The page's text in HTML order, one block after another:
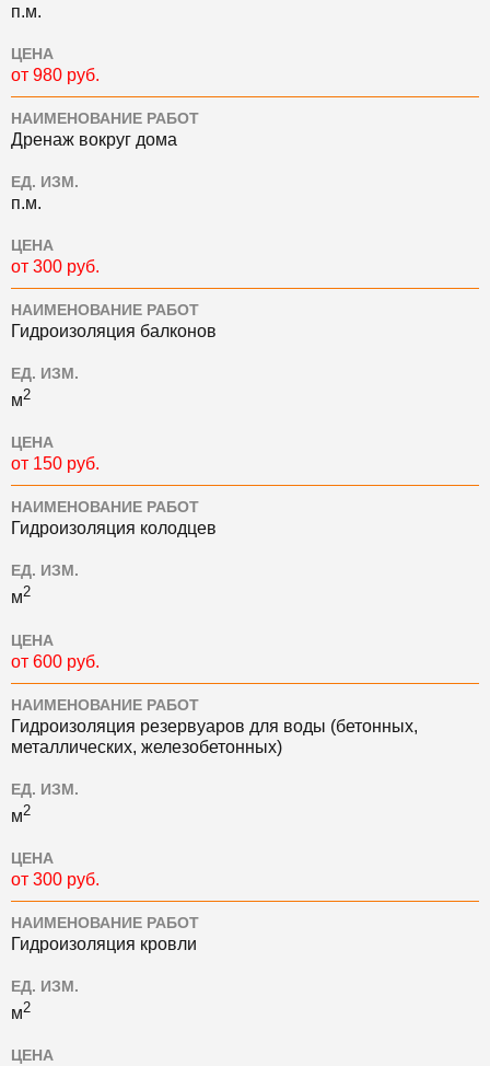
п.м.
ЦЕНА
от 980 руб.
НАИМЕНОВАНИЕ РАБОТ
Дренаж вокруг дома
ЕД. ИЗМ.
п.м.
ЦЕНА
от 300 руб.
НАИМЕНОВАНИЕ РАБОТ
Гидроизоляция балконов
ЕД. ИЗМ.
м2
ЦЕНА
от 150 руб.
НАИМЕНОВАНИЕ РАБОТ
Гидроизоляция колодцев
ЕД. ИЗМ.
м2
ЦЕНА
от 600 руб.
НАИМЕНОВАНИЕ РАБОТ
Гидроизоляция резервуаров для воды (бетонных,
металлических, железобетонных)
ЕД. ИЗМ.
м2
ЦЕНА
от 300 руб.
НАИМЕНОВАНИЕ РАБОТ
Гидроизоляция кровли
ЕД. ИЗМ.
м2
ЦЕНА